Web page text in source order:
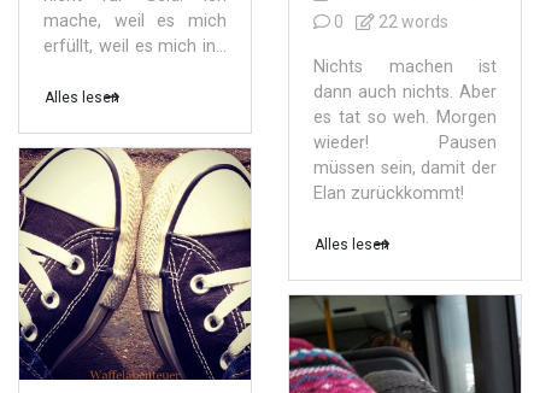
mache, weil es mich
erfüllt, weil es mich in...
Alles lesen
0
22 words
Nichts machen ist
dann auch nichts. Aber
es tat so weh. Morgen
wieder! Pausen
müssen sein, damit der
Elan zurückkommt!
Alles lesen